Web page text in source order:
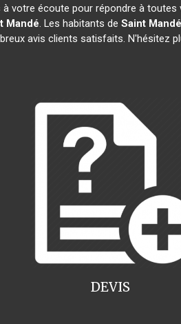
votre écoute pour répondre à
Mandé. Les habitants de Saint Mandé
avis clients satisfaits. N'hésitez
DEVIS